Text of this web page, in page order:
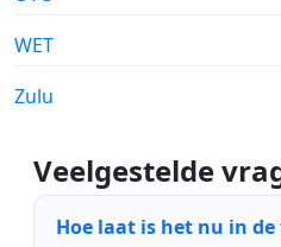
WET
Zulu
Veelgestelde
Hoe laat is het nu in de